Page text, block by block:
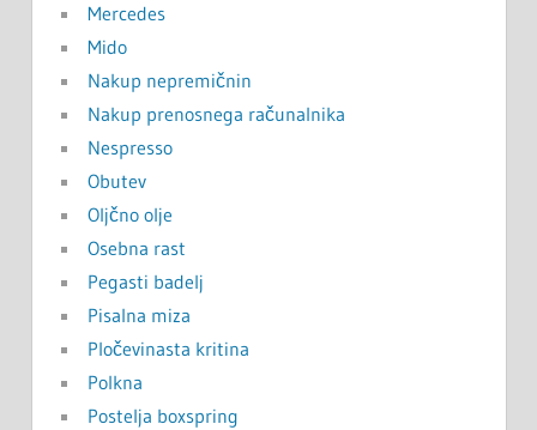
Mercedes
Mido
Nakup nepremičnin
Nakup prenosnega računalnika
Nespresso
Obutev
Oljčno olje
Osebna rast
Pegasti badelj
Pisalna miza
Pločevinasta kritina
Polkna
Postelja boxspring